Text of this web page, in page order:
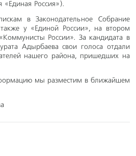
«Единая Россия»).
в Законодательное Собрание
у «Единой России», на втором
России». За кандидата в
Адырбаева свои голоса отдали
нашего района, пришедших на
мы разместим в ближайшем